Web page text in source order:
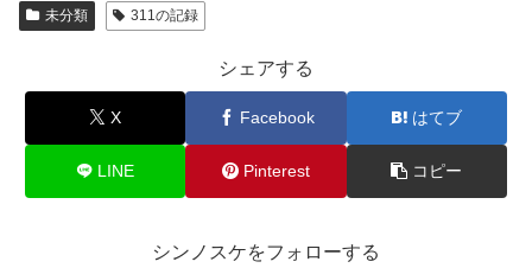
未分類 311の記録
シェアする
X Facebook はてブ
LINE Pinterest コピー
シンノスケをフォローする